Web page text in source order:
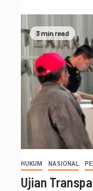
3 min read
HUKUM NASIONAL
Ujian